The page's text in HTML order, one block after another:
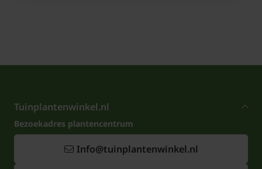
Tuinplantenwinkel.nl
Bezoekadres plantencentrum
Info@tuinplantenwinkel.nl